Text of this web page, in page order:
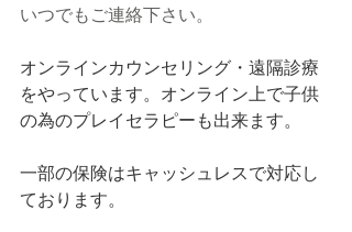
いつでもご連絡下さい。
オンラインカウンセリング・遠隔診療
をやっています。オンライン上で子供
の為のプレイセラピーも出来ます。
一部の保険はキャッシュレスで対応し
ております。